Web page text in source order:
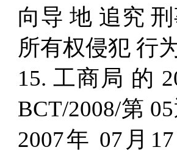
向导 地 追究
所有权侵犯 行
15. 工商局 的
BCT/2008/第
2007年 07月